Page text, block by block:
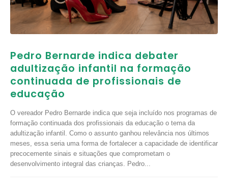
Pedro Bernarde indica debater
adultização infantil na formação
continuada de profissionais de
educação
O vereador Pedro Bernarde indica que seja incluído nos programas de
formação continuada dos profissionais da educação o tema da
adultização infantil. Como o assunto ganhou relevância nos últimos
meses, essa seria uma forma de fortalecer a capacidade de identificar
precocemente sinais e situações que comprometam o
desenvolvimento integral das crianças. Pedro...